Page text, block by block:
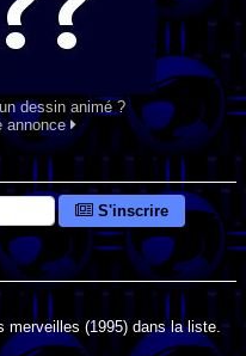
dessin animé ?
annonce
S'inscrire
merveilles (1995) dans la liste.